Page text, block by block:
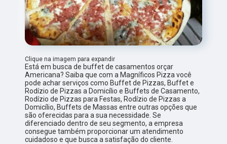
Clique na imagem para expandir
Está em busca de buffet de casamentos orçar
Americana? Saiba que com a Magníficos Pizza você
pode achar serviços como Buffet de Pizzas, Buffet e
Rodízio de Pizzas a Domicílio e Buffets de Casamento,
Rodízio de Pizzas para Festas, Rodízio de Pizzas a
Domicílio, Buffets de Massas entre outras opções que
são oferecidas para a sua necessidade. Se
diferenciado dentro de seu segmento, a empresa
consegue também proporcionar um atendimento
cuidadoso e que busca a satisfação do cliente.